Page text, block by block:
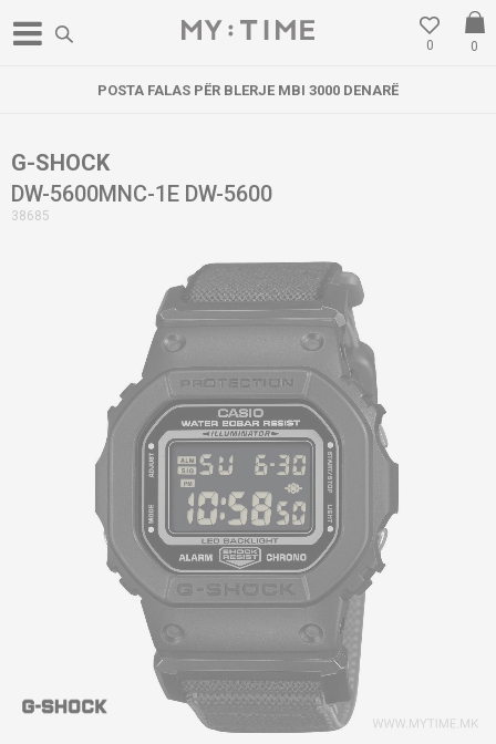
0
0
POSTA FALAS PËR BLERJE MBI 3000 DENARË
G-SHOCK
DW-5600MNC-1E DW-5600
38685